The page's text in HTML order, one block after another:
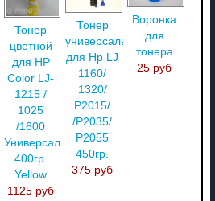
Тонер
цветной
для HP
Color LJ-
1215 /
1025
/1600
Универсал
400гр.
Yellow
1125 руб
Тонер
универсальный
для Hp LJ
1160/
1320/
P2015/
/P2035/
P2055
450гр.
375 руб
Воронка
для
тонера
25 руб